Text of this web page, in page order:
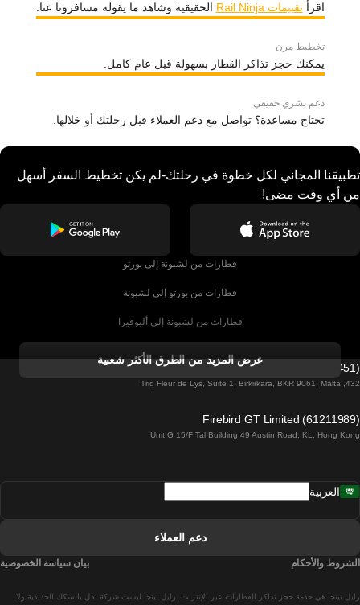
اقرأتقييمات Rail Ninja الحقيقية وشاهد ما يقوله مسافرونا عنا.
تخطيط مرن
يمكنك حجز تذاكر القطار بسهولة قبل عام كامل.
دعم بشري حقيقي
تحتاج مساعدة؟ تواصل مع دعم العملاء قبل رحلتك أو خلالها.
تطبيقنا المجاني لكل خطوة في رحلتك-لم يكن تخطيط السفر أسهل
من أي وقت مضى!
قطارات من لشبونة إلى بورتو
قطارات من بورتو إلى لشبونة
قطارات من لشبونة إلى ألبوفيرا
قطارات من ألبوفيرا إلى لشبونة
قطارات من لشبونة إلى لاغوس
قطارات من لشبونة إلى مدريد
عرض المزيد من الطرق الأكثر شعبية
Firebird GT Limited (OC 1451)
432, Triq Fleur de Lys, Suite 1, Birkirkara, BKR 9061, Malta
Firebird GT Limited (61211989)
Unit G 15/F Tal Building 49 Austin Road, KL, Hong Kong
رايل نينجا هي خدمة حجز تذاكر القطارات عبر الإنترنت. رايل نينجا ليست شركة نقل بالسكك الحديدية ولا
العربية
دعم العملاء
الشروط والأحكام بيان سياسة الخصوصية